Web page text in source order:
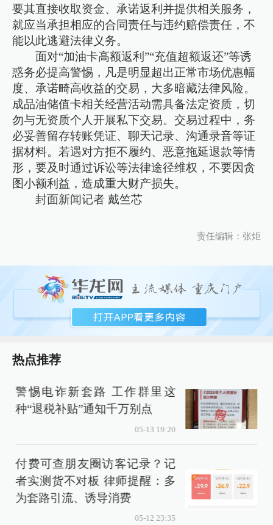
要其直接收取资金、承诺返利并提供相关服务，
就应当承担相应的合同责任与违约赔偿责任，不
能以此逃避法律义务。
面对“加油卡高额返利”“充值超额返还”等诱
惑务必提高警惕，凡是明显超出正常市场优惠幅
度、承诺畸高收益的交易，大多暗藏法律风险。
成品油储值卡相关经营活动需具备法定资质，切
勿与无资质个人开展私下交易。交易过程中，务
必妥善留存转账凭证、聊天记录、沟通录音等证
据材料。若遇对方拒不履约、恶意拖延退款等情
形，要及时通过诉讼等法律途径维权，不要因贪
图小额利益，造成重大财产损失。
封面新闻记者 戴竺芯
责任编辑：张炬
热点推荐
警惕电诈新套路 工作群里这
种“退税补贴”通知千万别点
05-13 19:20
付费可查朋友圈访客记录？记
者实测货不对板 律师提醒：多
为套路引流、诱导消费
05-12 23:35